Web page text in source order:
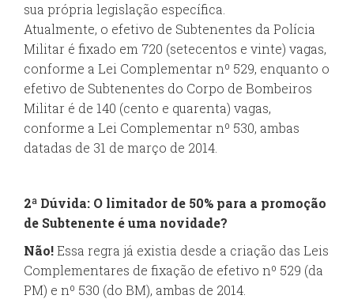
sua própria legislação específica.
Atualmente, o efetivo de Subtenentes da Polícia
Militar é fixado em 720 (setecentos e vinte) vagas,
conforme a Lei Complementar nº 529, enquanto o
efetivo de Subtenentes do Corpo de Bombeiros
Militar é de 140 (cento e quarenta) vagas,
conforme a Lei Complementar nº 530, ambas
datadas de 31 de março de 2014.
2ª Dúvida: O limitador de 50% para a promoção
de Subtenente é uma novidade?
Não!Essa regra já existia desde a criação das Leis
Complementares de fixação de efetivo nº 529 (da
PM) e nº 530 (do BM), ambas de 2014.